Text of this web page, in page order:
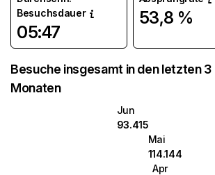
Besuchsdauer
05:47
53,8 %
Besuche insgesamt in den letzten 3
Monaten
Jun
93.415
Mai
114.144
Apr